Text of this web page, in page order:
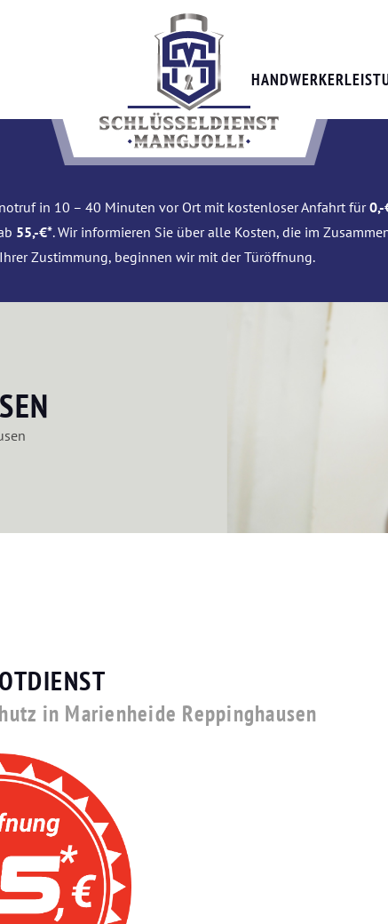
in 10 – 40 Minuten vor Ort mit kostenloser Anfahrt für0,-
55,-€*. Wir informieren Sie über alle Kosten, die im
Zustimmung, beginnen wir mit der Türöffnung.
in Marienheide Reppinghausen